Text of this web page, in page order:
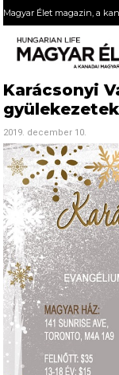
Magyar Élet magazin, a
Karácsonyi
2019. december 10.